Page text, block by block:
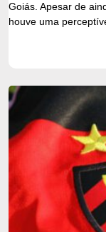
Goiás. Apesar de
houve uma